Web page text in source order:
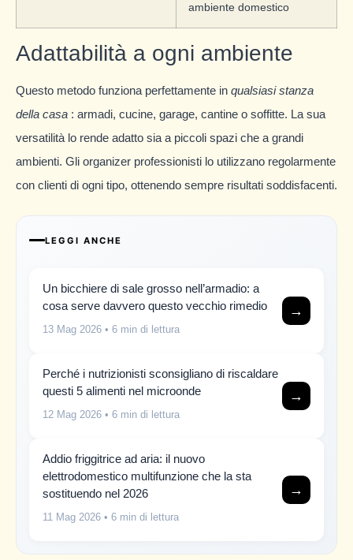
ambiente domestico
Adattabilità a ogni ambiente
Questo metodo funziona perfettamente in qualsiasi stanza
della casa : armadi, cucine, garage, cantine o soffitte. La sua
versatilità lo rende adatto sia a piccoli spazi che a grandi
ambienti. Gli organizer professionisti lo utilizzano regolarmente
con clienti di ogni tipo, ottenendo sempre risultati soddisfacenti.
LEGGI ANCHE
Un bicchiere di sale grosso nell’armadio: a
cosa serve davvero questo vecchio rimedio
13 Mag 2026 • 6 min di lettura
→
Perché i nutrizionisti sconsigliano di riscaldare
questi 5 alimenti nel microonde
12 Mag 2026 • 6 min di lettura
→
Addio friggitrice ad aria: il nuovo
elettrodomestico multifunzione che la sta
sostituendo nel 2026
11 Mag 2026 • 6 min di lettura
→